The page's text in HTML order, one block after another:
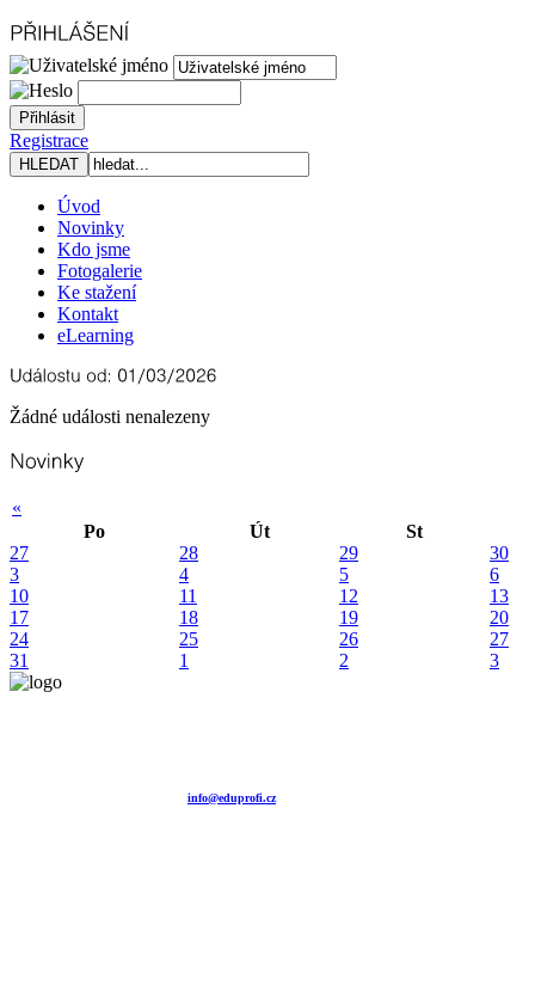
Registrace
Úvod
Novinky
Kdo jsme
Fotogalerie
Ke stažení
Kontakt
eLearning
Žádné události nenalezeny
«
Po
Út
St
27
28 29
30
3
4 5
6
10
11 12
13
17
18 19
20
24
25 26
27
31
1 2 3
info@eduprofi.cz